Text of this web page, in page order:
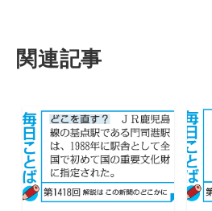
関連記事